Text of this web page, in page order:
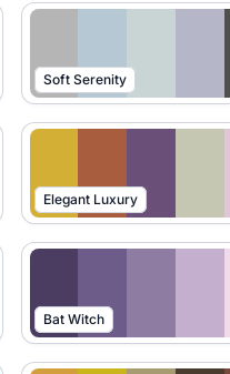
Soft Serenity
Elegant Luxury
Bat Witch